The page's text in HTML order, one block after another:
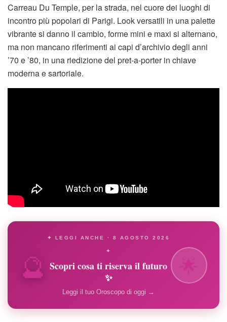
Carreau Du Temple, per la strada, nel cuore dei luoghi di
incontro più popolari di Parigi. Look versatili in una palette
vibrante si danno il cambio, forme mini e maxi si alternano,
ma non mancano riferimenti ai capi d’archivio degli anni
’70 e ’80, in una riedizione del pret-a-porter in chiave
moderna e sartoriale.
🔮
✦ LEGGI ANCHE · 8 AGOSTO 2026
✦
Scopri cosa ti riserva il futuro
✨
Leggi il tuo Oroscopo di oggi →